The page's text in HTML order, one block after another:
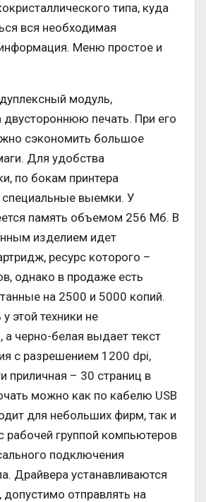
типа, куда
вся необходимая
Меню простое и
модуль,
печать. При его
сэкономить большое
Для удобства
по бокам принтера
специальные выемки. У
память объемом 256 Мб. В
изделием идет
ресурс которого –
однако в продаже есть
на 2500 и 5000 копий.
этой техники не
а черно-белая выдает текст
с разрешением 1200 dpi,
приличная – 30 страниц в
можно как по кабелю USB
для небольших фирм, так и
рабочей группой компьютеров
подключения
Драйвера устанавливаются
допустимо отправлять на